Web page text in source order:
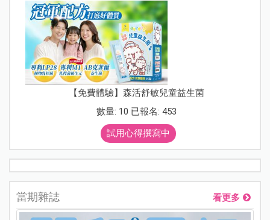
【免費體驗】森活舒敏兒童益生菌
數量: 10 已報名: 453
試用心得撰寫中
當期雜誌 看更多